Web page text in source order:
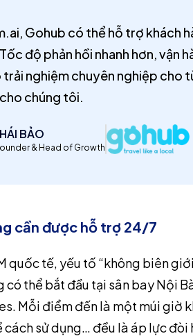
Gohub có thể hỗ trợ khách
độ phản hồi nhanh hơn, vận
nghiệm chuyên nghiệp cho
chúng tôi.
BẢO
& Head of Growth
cần được hỗ trợ 24/7
quốc tế, yếu tố “không biên
có thể bắt đầu tại sân bay Nội
Mỗi điểm đến là một múi giờ
cách sử dụng… đều là áp lực